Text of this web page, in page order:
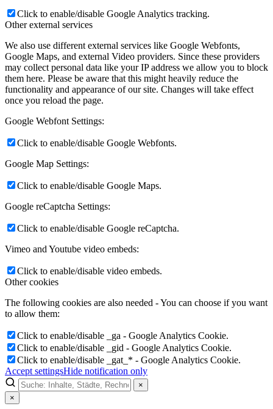
Click to enable/disable Google Analytics tracking.
Other external services
We also use different external services like Google Webfonts,
Google Maps, and external Video providers. Since these providers
may collect personal data like your IP address we allow you to block
them here. Please be aware that this might heavily reduce the
functionality and appearance of our site. Changes will take effect
once you reload the page.
Google Webfont Settings:
Click to enable/disable Google Webfonts.
Google Map Settings:
Click to enable/disable Google Maps.
Google reCaptcha Settings:
Click to enable/disable Google reCaptcha.
Vimeo and Youtube video embeds:
Click to enable/disable video embeds.
Other cookies
The following cookies are also needed - You can choose if you want
to allow them:
Click to enable/disable _ga - Google Analytics Cookie.
Click to enable/disable _gid - Google Analytics Cookie.
Click to enable/disable _gat_* - Google Analytics Cookie.
Accept settingsHide notification only
×
×